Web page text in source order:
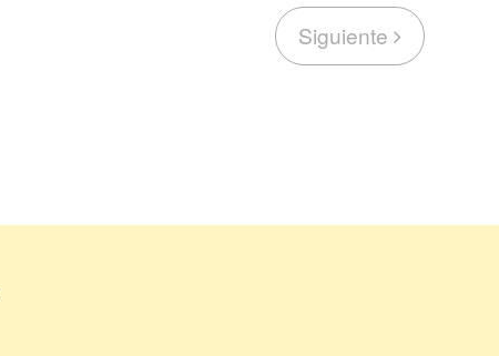
Siguiente